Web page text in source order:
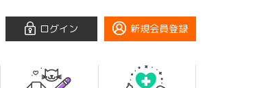
ログイン 新規会員登録